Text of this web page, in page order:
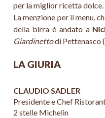
per la miglior ricetta dolce.
La menzione per il menu,
della birra è andato a
Giardinettodi Pettenasco
LA GIURIA
CLAUDIO SADLER
Presidente e Chef
2 stelle Michelin